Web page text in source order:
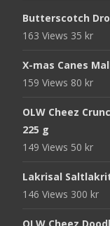
Butterscotch
163 Views 35 kr
X-mas Canes
159 Views 80 kr
OLW Cheez
225 g
149 Views 50 kr
Lakrisal
146 Views 300 kr
OLW Cheez